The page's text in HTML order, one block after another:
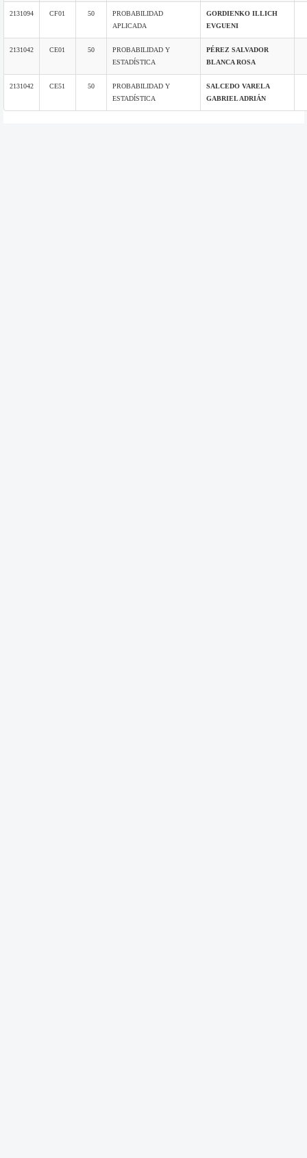
2131094 CF01 50
PROBABILIDAD
APLICADA
GORDIENKO ILLICH
EVGUENI
2131042 CE01 50
PROBABILIDAD Y
ESTADÍSTICA
PÉREZ SALVADOR
BLANCA ROSA
2131042 CE51 50
PROBABILIDAD Y
ESTADÍSTICA
SALCEDO VARELA
GABRIEL ADRIÁN